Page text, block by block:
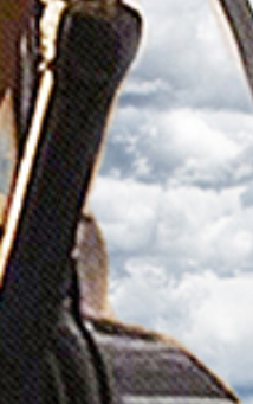
产品遍及 60 余国
国内中心仓保障极速交付